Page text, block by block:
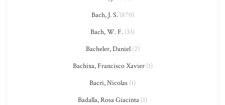
Bach, J. S.(870)
Bach, W. F. (33)
Bacheler, Daniel(2)
Bachixa, Francisco Xavier(1)
Bacri, Nicolas (1)
Badalla, Rosa Giacinta (1)